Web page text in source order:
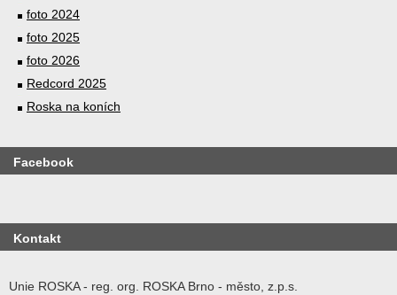
foto 2024
foto 2025
foto 2026
Redcord 2025
Roska na koních
Facebook
Kontakt
Unie ROSKA - reg. org. ROSKA Brno - město, z.p.s.